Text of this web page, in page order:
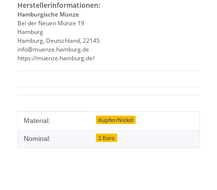
Herstellerinformationen:
Hamburgische Münze
Bei der Neuen Münze 19
Hamburg
Hamburg, Deutschland, 22145
info@muenze.hamburg.de
https://muenze.hamburg.de/
Produkteigenschaft
Wert
Material: Kupfer/Nickel
Nominal: 2 Euro